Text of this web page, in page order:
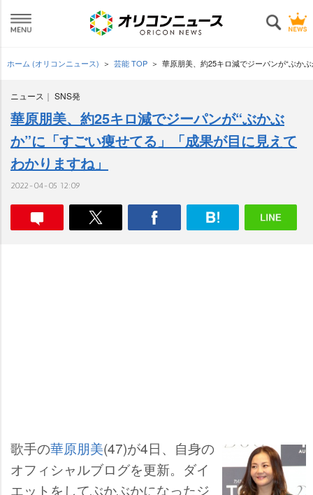
ホーム (オリコンニュース) 芸能 TOP 華原朋美、約25キロ減でジーパンが“ぶか
ニュース SNS発
華原朋美、約25キロ減でジーパンが“ぶかぶ
か”に「すごい痩せてる」「成果が目に見えて
わかりますね」
2022-04-05 12:09
歌手の華原朋美(47)が4日、自身の
オフィシャルブログを更新。ダイ
エットをしてぶかぶかになったジ